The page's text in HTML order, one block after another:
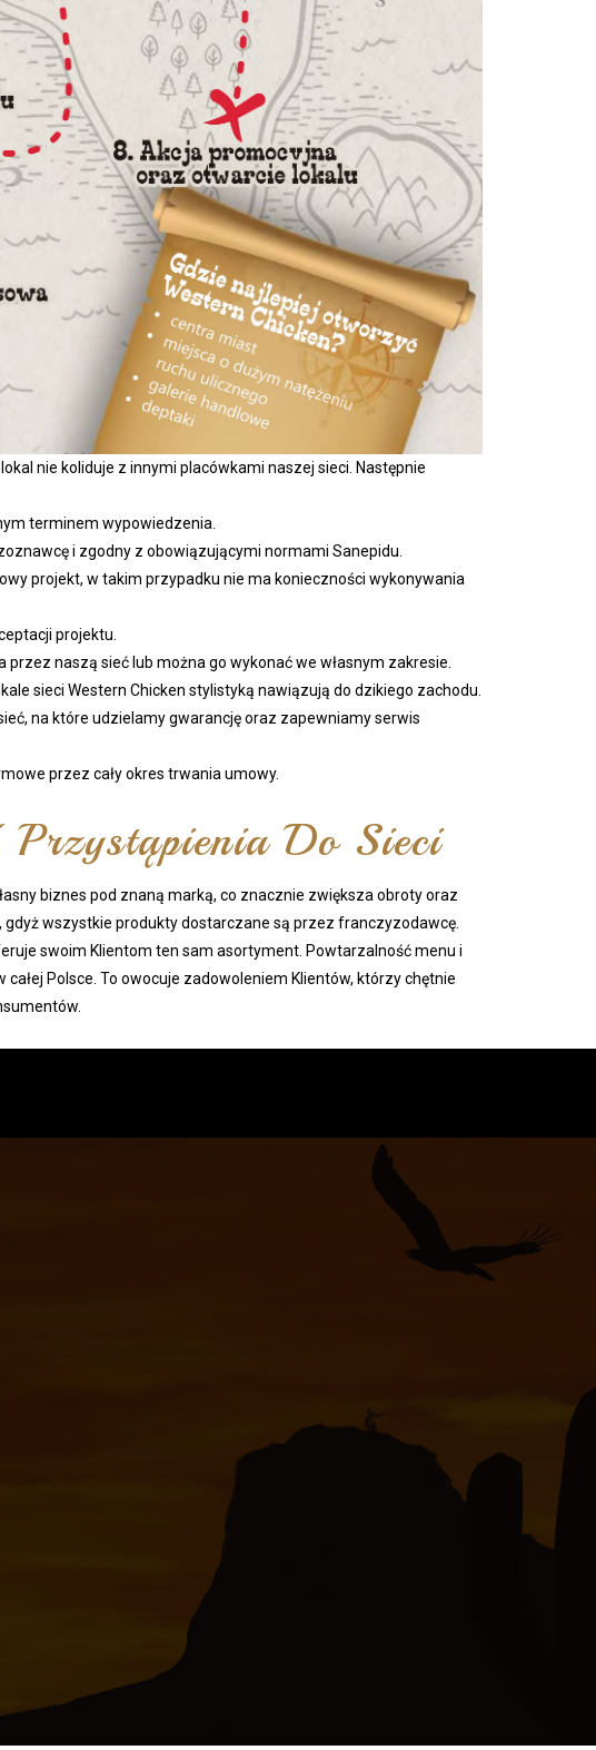
nie koliduje z innymi placówkami naszej sieci. Następnie
terminem wypowiedzenia.
i zgodny z obowiązującymi normami Sanepidu.
projekt, w takim przypadku nie ma konieczności wykonywania
projektu.
naszą sieć lub można go wykonać we własnym zakresie.
sieci Western Chicken stylistyką nawiązują do dzikiego zachodu.
na które udzielamy gwarancję oraz zapewniamy serwis
przez cały okres trwania umowy.
Do Sieci
biznes pod znaną marką, co znacznie zwiększa obroty oraz
wszystkie produkty dostarczane są przez franczyzodawcę.
swoim Klientom ten sam asortyment. Powtarzalność menu i
Polsce. To owocuje zadowoleniem Klientów, którzy chętnie